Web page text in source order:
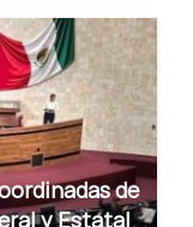
de
y Estatal